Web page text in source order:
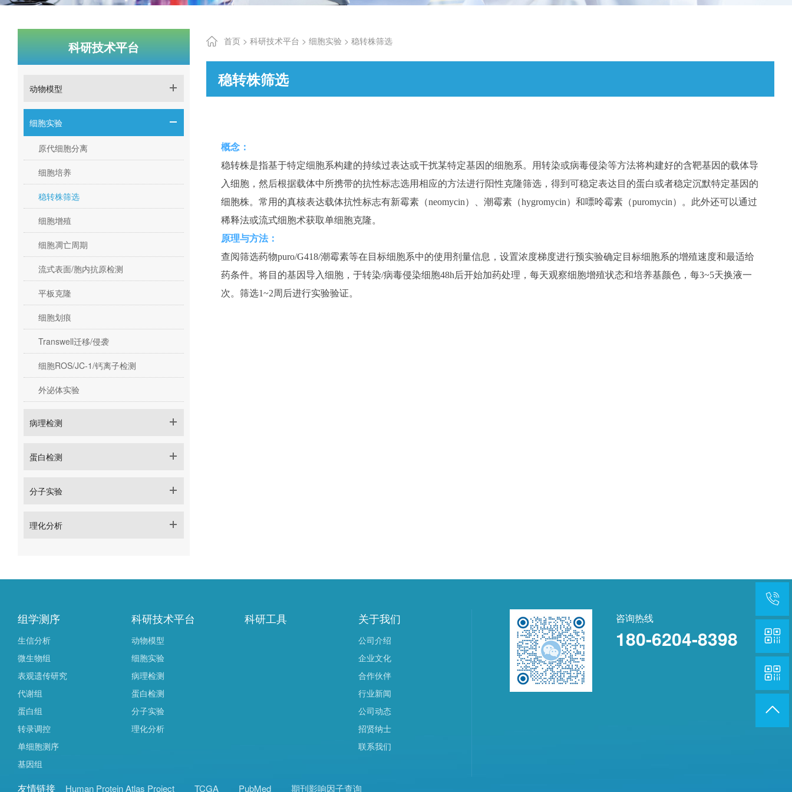
科研技术平台
动物模型
细胞实验
原代细胞分离
细胞培养
稳转株筛选
细胞增殖
细胞凋亡周期
流式表面/胞内抗原检测
平板克隆
细胞划痕
Transwell迁移/侵袭
细胞ROS/JC-1/钙离子检测
外泌体实验
病理检测
蛋白检测
分子实验
理化分析
首页 > 科研技术平台 > 细胞实验 > 稳转株筛选
稳转株筛选
概念：
稳转株是指基于特定细胞系构建的持续过表达或干扰某特定基因的细胞系。用转染或病毒侵染等方法将构建好的含靶基因的载体导
入细胞，然后根据载体中所携带的抗性标志选用相应的方法进行阳性克隆筛选，得到可稳定表达目的蛋白或者稳定沉默特定基因的
细胞株。常用的真核表达载体抗性标志有新霉素（neomycin）、潮霉素（hygromycin）和嘌呤霉素（puromycin）。此外还可以通过
稀释法或流式细胞术获取单细胞克隆。
原理与方法：
查阅筛选药物puro/G418/潮霉素等在目标细胞系中的使用剂量信息，设置浓度梯度进行预实验确定目标细胞系的增殖速度和最适给
药条件。将目的基因导入细胞，于转染/病毒侵染细胞48h后开始加药处理，每天观察细胞增殖状态和培养基颜色，每3~5天换液一
次。筛选1~2周后进行实验验证。
组学测序
生信分析
微生物组
表观遗传研究
代谢组
蛋白组
转录调控
单细胞测序
基因组
科研技术平台
动物模型
细胞实验
病理检测
蛋白检测
分子实验
理化分析
科研工具 关于我们
公司介绍
企业文化
合作伙伴
行业新闻
公司动态
招贤纳士
联系我们
咨询热线
180-6204-8398
友情链接 Human Protein Atlas Project TCGA PubMed 期刊影响因子查询